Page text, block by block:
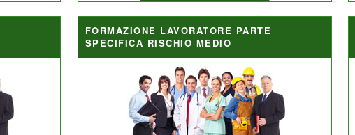
FORMAZIONE LAVORATORE PARTE
SPECIFICA RISCHIO MEDIO